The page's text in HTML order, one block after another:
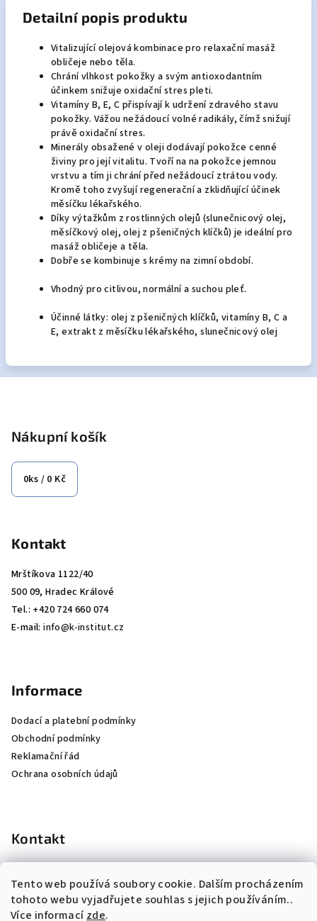
Tento web používá soubory cookie. Dalším procházením
tohoto webu vyjadřujete souhlas s jejich používáním..
Více informacízde.
Detailní popis produktu
Vitalizující olejová kombinace pro relaxační masáž
obličeje nebo těla.
Chrání vlhkost pokožky a svým antioxodantním
účinkem snižuje oxidační stres pleti.
Vitamíny B, E, C přispívají k udržení zdravého stavu
pokožky. Vážou nežádoucí volné radikály, čímž snižují
právě oxidační stres.
Minerály obsažené v oleji dodávají pokožce cenné
živiny pro její vitalitu. Tvoří na na pokožce jemnou
vrstvu a tím ji chrání před nežádoucí ztrátou vody.
Kromě toho zvyšují regenerační a zklidňující účinek
měsíčku lékařského.
Díky výtažkům z rostlinných olejů (slunečnicový olej,
měsíčkový olej, olej z pšeničných klíčků) je ideální pro
masáž obličeje a těla.
Dobře se kombinuje s krémy na zimní období.
Vhodný pro citlivou, normální a suchou pleť.
Účinné látky: olej z pšeničných klíčků, vitamíny B, C a
E, extrakt z měsíčku lékařského, slunečnicový olej
Nákupní košík
0ks / 0 Kč
Kontakt
Mrštíkova 1122/40
500 09, Hradec Králové
Tel.: +420 724 660 074
E-mail:info@k-institut.cz
Informace
Dodací a platební podmínky
Obchodní podmínky
Reklamační řád
Ochrana osobních údajů
Kontakt
724 660 074